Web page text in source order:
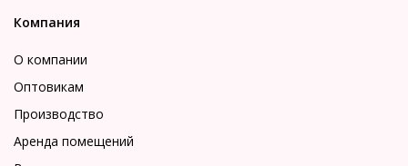
Компания
О компании
Оптовикам
Производство
Аренда помещений